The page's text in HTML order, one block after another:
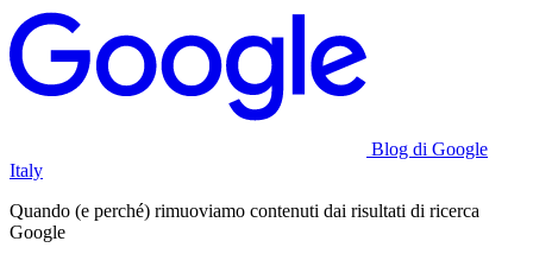
Blog di Google
Italy
Quando (e perché) rimuoviamo contenuti dai risultati di ricerca
Google